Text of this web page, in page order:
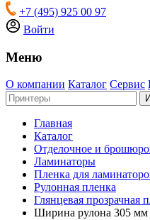
+7 (495) 925 00 97
Войти
Меню
О компании Каталог Сервис
Главная
Каталог
Отделочное и
Ламинаторы
Пленка для
Рулонная пленка
Глянцевая прозрачная
Ширина рулона 305 мм